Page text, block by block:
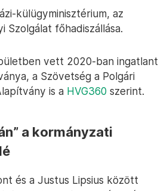
külügyminisztérium, az
Szolgálat főhadiszállása.
vett 2020-ban ingatlant
a Szövetség a Polgári
is a HVG360 szerint.
a kormányzati
és a Justus Lipsius között